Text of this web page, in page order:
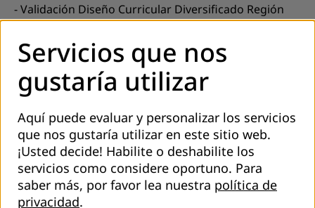
- Validación Diseño Curricular Diversificado Región
Puno.
- Diplomado Currículum globALE.
Fortalecimiento institucional en
EPJA
- Propuesta de Modelos de Gestión para los CEBAs.
- Acompañamiento a Red de docentes de CEBAs en la
Región Lima.
EPJA con enfoque laboral
Servicios que nos
gustaría utilizar
Aquí puede evaluar y personalizar los servicios
que nos gustaría utilizar en este sitio web.
¡Usted decide! Habilite o deshabilite los
servicios como considere oportuno. Para
saber más, por favor lea nuestra política de
privacidad.